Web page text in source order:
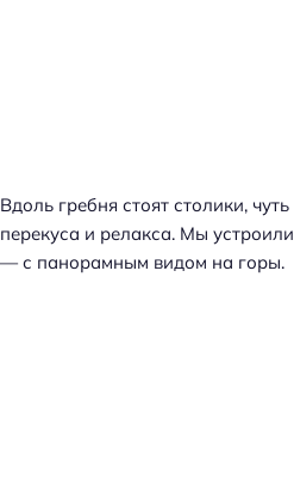
Вдоль гребня стоят столики,
перекуса и релакса. Мы
— с панорамным видом на горы.